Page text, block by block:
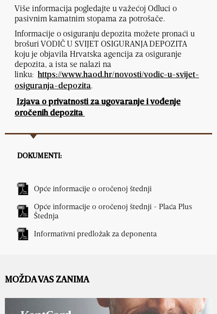
Više informacija pogledajte u važećoj Odluci o
pasivnim kamatnim stopama za potrošače.
Informacije o osiguranju depozita možete pronaći u
brošuri VODIČ U SVIJET OSIGURANJA DEPOZITA
koju je objavila Hrvatska agencija za osiguranje
depozita, a ista se nalazi na
linku: https://www.haod.hr/novosti/vodic-u-svijet-
osiguranja-depozita.
Izjava o privatnosti za ugovaranje i vođenje
oročenih depozita
DOKUMENTI:
Opće informacije o oročenoj štednji
Opće informacije o oročenoj štednji - Plaća Plus
Štednja
Informativni predložak za deponenta
MOŽDA VAS ZANIMA